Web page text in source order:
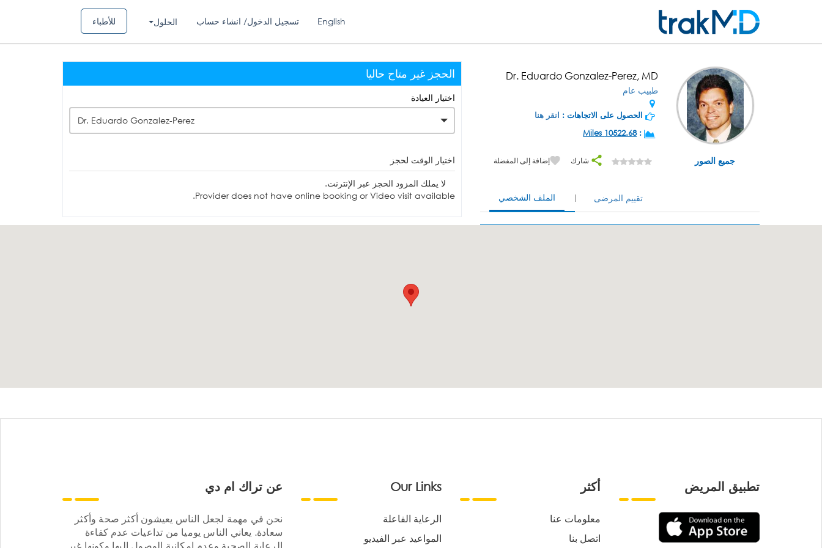
للأطباء الحلول تسجيل الدخول/ انشاء حساب English
جميع الصور
Dr. Eduardo Gonzalez-Perez, MD
طبيب عام
الحصول على الاتجاهات : انقر هنا
:
10522.68 Miles
شارك إضافة إلى المفضلة
الملف الشخصي تقييم المرضى
الحجز غير متاح حاليا
اختيار العيادة
Dr. Eduardo Gonzalez-Perez
اختيار الوقت لحجز
لا يملك المزود الحجز عبر الإنترنت.
Provider does not have online booking or Video visit available.
عن تراك ام دي
نحن في مهمة لجعل الناس يعيشون أكثر صحة وأكثر
سعادة. يعاني الناس يوميا من تداعيات عدم كفاءة
الرعاية الصحية وعدم إمكانية الوصول إليها وكونها غير
Our Links
الرعاية الفاعلة
المواعيد عبر الفيديو
أكثر
معلومات عنا
اتصل بنا
تطبيق المريض